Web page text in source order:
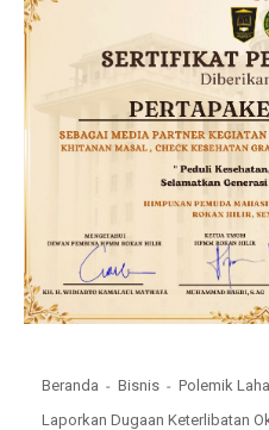
Beranda Bisnis
Polemik
Laporkan Dugaan Keterlibatan